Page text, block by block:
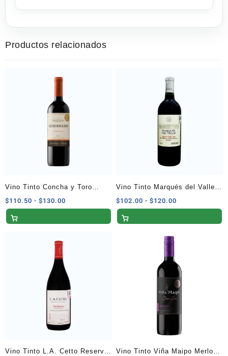
Productos relacionados
Vino Tinto Concha y Toro
Reservado Carmenere 750 ml
$110.50 - $130.00
de
Vino Tinto Marqués del Valle
Cabernet Malbec 750 ml
$102.00 - $120.00
de
$120.00
Vino Tinto L.A. Cetto Reserva
Vino Tinto Viña Maipo Merlot